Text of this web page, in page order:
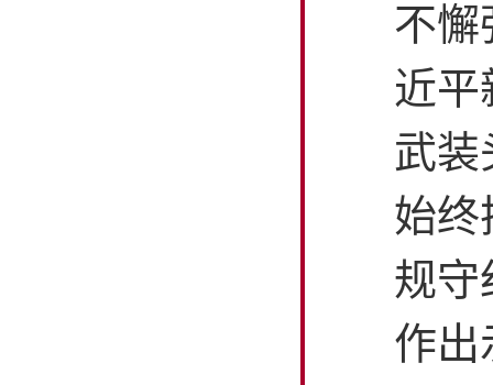
不懈
近平
武装
始终
规守
作出